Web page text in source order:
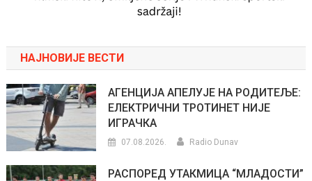
НАЈНОВИЈЕ ВЕСТИ
АГЕНЦИЈА АПЕЛУЈЕ НА РОДИТЕЉЕ:
ЕЛЕКТРИЧНИ ТРОТИНЕТ НИЈЕ
ИГРАЧКА
07.08.2026. Radio Dunav
РАСПОРЕД УТАКМИЦА “МЛАДОСТИ”